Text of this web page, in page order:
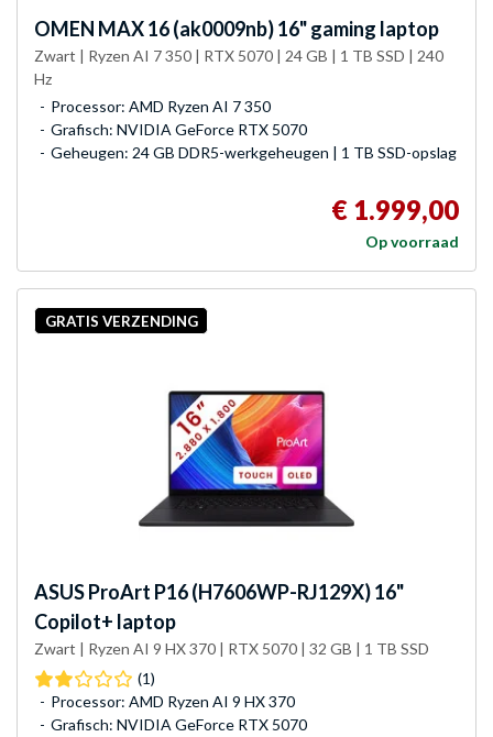
OMEN MAX 16 (ak0009nb) 16" gaming laptop
Zwart | Ryzen AI 7 350 | RTX 5070 | 24 GB | 1 TB SSD | 240
Hz
Processor: AMD Ryzen AI 7 350
Grafisch: NVIDIA GeForce RTX 5070
Geheugen: 24 GB DDR5-werkgeheugen | 1 TB SSD-opslag
€ 1.999,00
Op voorraad
GRATIS VERZENDING
ASUSProArt P16 (H7606WP-RJ129X) 16"
Copilot+ laptop
Zwart | Ryzen AI 9 HX 370 | RTX 5070 | 32 GB | 1 TB SSD
(1)
Processor: AMD Ryzen AI 9 HX 370
Grafisch: NVIDIA GeForce RTX 5070